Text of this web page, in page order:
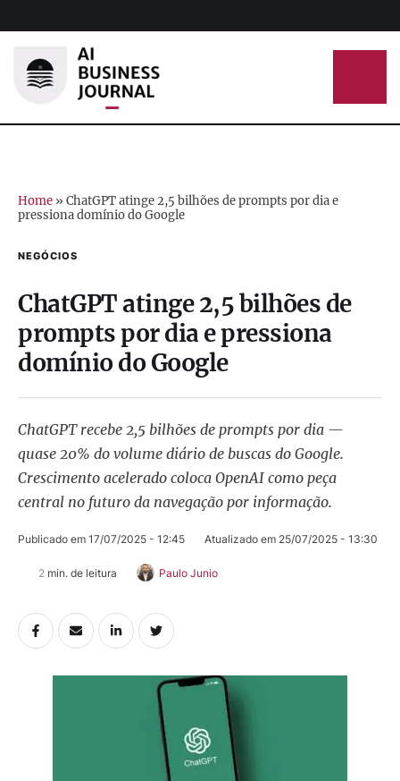
Home » ChatGPT atinge 2,5 bilhões de prompts por dia e
pressiona domínio do Google
NEGÓCIOS
ChatGPT atinge 2,5 bilhões de
prompts por dia e pressiona
domínio do Google
ChatGPT recebe 2,5 bilhões de prompts por dia —
quase 20% do volume diário de buscas do Google.
Crescimento acelerado coloca OpenAI como peça
central no futuro da navegação por informação.
Publicado em 17/07/2025 - 12:45 Atualizado em 25/07/2025 - 13:30
2 min. de leitura Paulo Junio